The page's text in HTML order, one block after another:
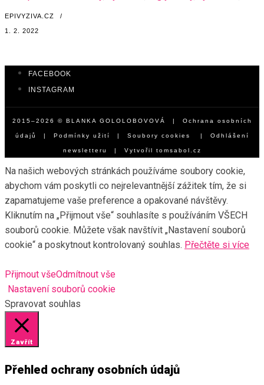
EPIVYZIVA.CZ /
1. 2. 2022
FACEBOOK
INSTAGRAM
2015–2026 © BLANKA GOLOLOBOVOVÁ | Ochrana osobních
údajů | Podmínky užití | Soubory cookies | Odhlášení
newsletteru | Vytvořil tomsabol.cz
Na našich webových stránkách používáme soubory cookie,
abychom vám poskytli co nejrelevantnější zážitek tím, že si
zapamatujeme vaše preference a opakované návštěvy.
Kliknutím na „Přijmout vše“ souhlasíte s používáním VŠECH
souborů cookie. Můžete však navštívit „Nastavení souborů
cookie“ a poskytnout kontrolovaný souhlas. Přečtěte si více
Přijmout všeOdmítnout vše
Nastavení souborů cookie
Spravovat souhlas
Zavřít
Přehled ochrany osobních údajů